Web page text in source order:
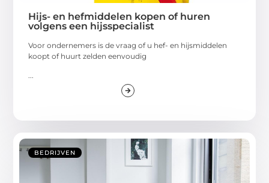
Hijs- en hefmiddelen kopen of huren
volgens een hijsspecialist
Voor ondernemers is de vraag of u hef- en hijsmiddelen
koopt of huurt zelden eenvoudig
...
BEDRIJVEN